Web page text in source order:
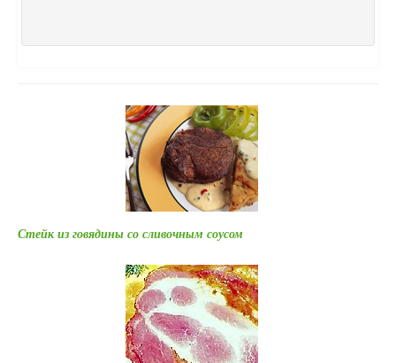
Стейк из говядины со сливочным соусом